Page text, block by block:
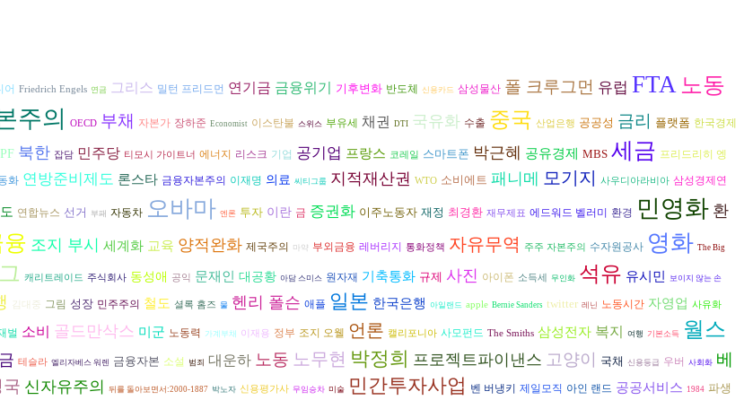
어 Friedrich Engels 연금 그리스 밀턴 프리드먼 연기금 금융위기 기후변화 반도체 신용카드 삼성물산 폴 크루그먼 유럽 FTA 노동
주의 OECD 부채 자본가 장하준 Economist 이스탄불 스위스 부유세 채권 DTI 국유화 수출 중국 산업은행 공공성 금리 플랫폼 한국경제
북한 잡담 민주당 티모시 가이트너 에너지 리스크 기업 공기업 프랑스 코레일 스마트폰 박근혜 공유경제 MBS 세금 프리드리히 엥
화 연방준비제도 론스타 금융자본주의 이재명 의료 씨티그룹 지적재산권 WTO 소비에트 패니메 모기지 사우디아라비아 삼성경제연
연합뉴스 선거 부패 자동차 오바마 엔론 투자 이란 금 증권화 이주노동자 재정 최경환 재무제표 에드워드 벨러미 환경 민영화 환
융 조지 부시 세계화 교육 양적완화 제국주의 마약 부외금융 레버리지 통화정책 자유무역 주주 자본주의 수자원공사 영화 The Big
캐리트레이드 주식회사 동성애 공익 문재인 대공황 아담 스미스 원자재 기축통화 규제 사진 아이폰 소득세 무인화 석유 유시민 보이지 않는 손
김대중 그림 성장 민주주의 철도 셜록 홈즈 물 헨리 폴슨 애플 일본 한국은행 아일랜드 apple Bernie Sanders twitter 레닌 노동시간 자영업 사유화
벌 소비 골드만삭스 미군 노동력 가계부채 이재용 정부 조지 오웰 언론 캘리포니아 사모펀드 The Smiths 삼성전자 복지 여행 기본소득 월스
테슬라 엘리자베스 워렌 금융자본 소설 범죄 대운하 노동 노무현 박정희 프로젝트파이낸스 고양이 국채 신용등급 우버 사회화 베
국 신자유주의 뒤를 돌아보면서:2000-1887 박노자 신용평가사 무임승차 미술 민간투자사업 벤 버냉키 제일모직 아인 랜드 공공서비스 1984 파생